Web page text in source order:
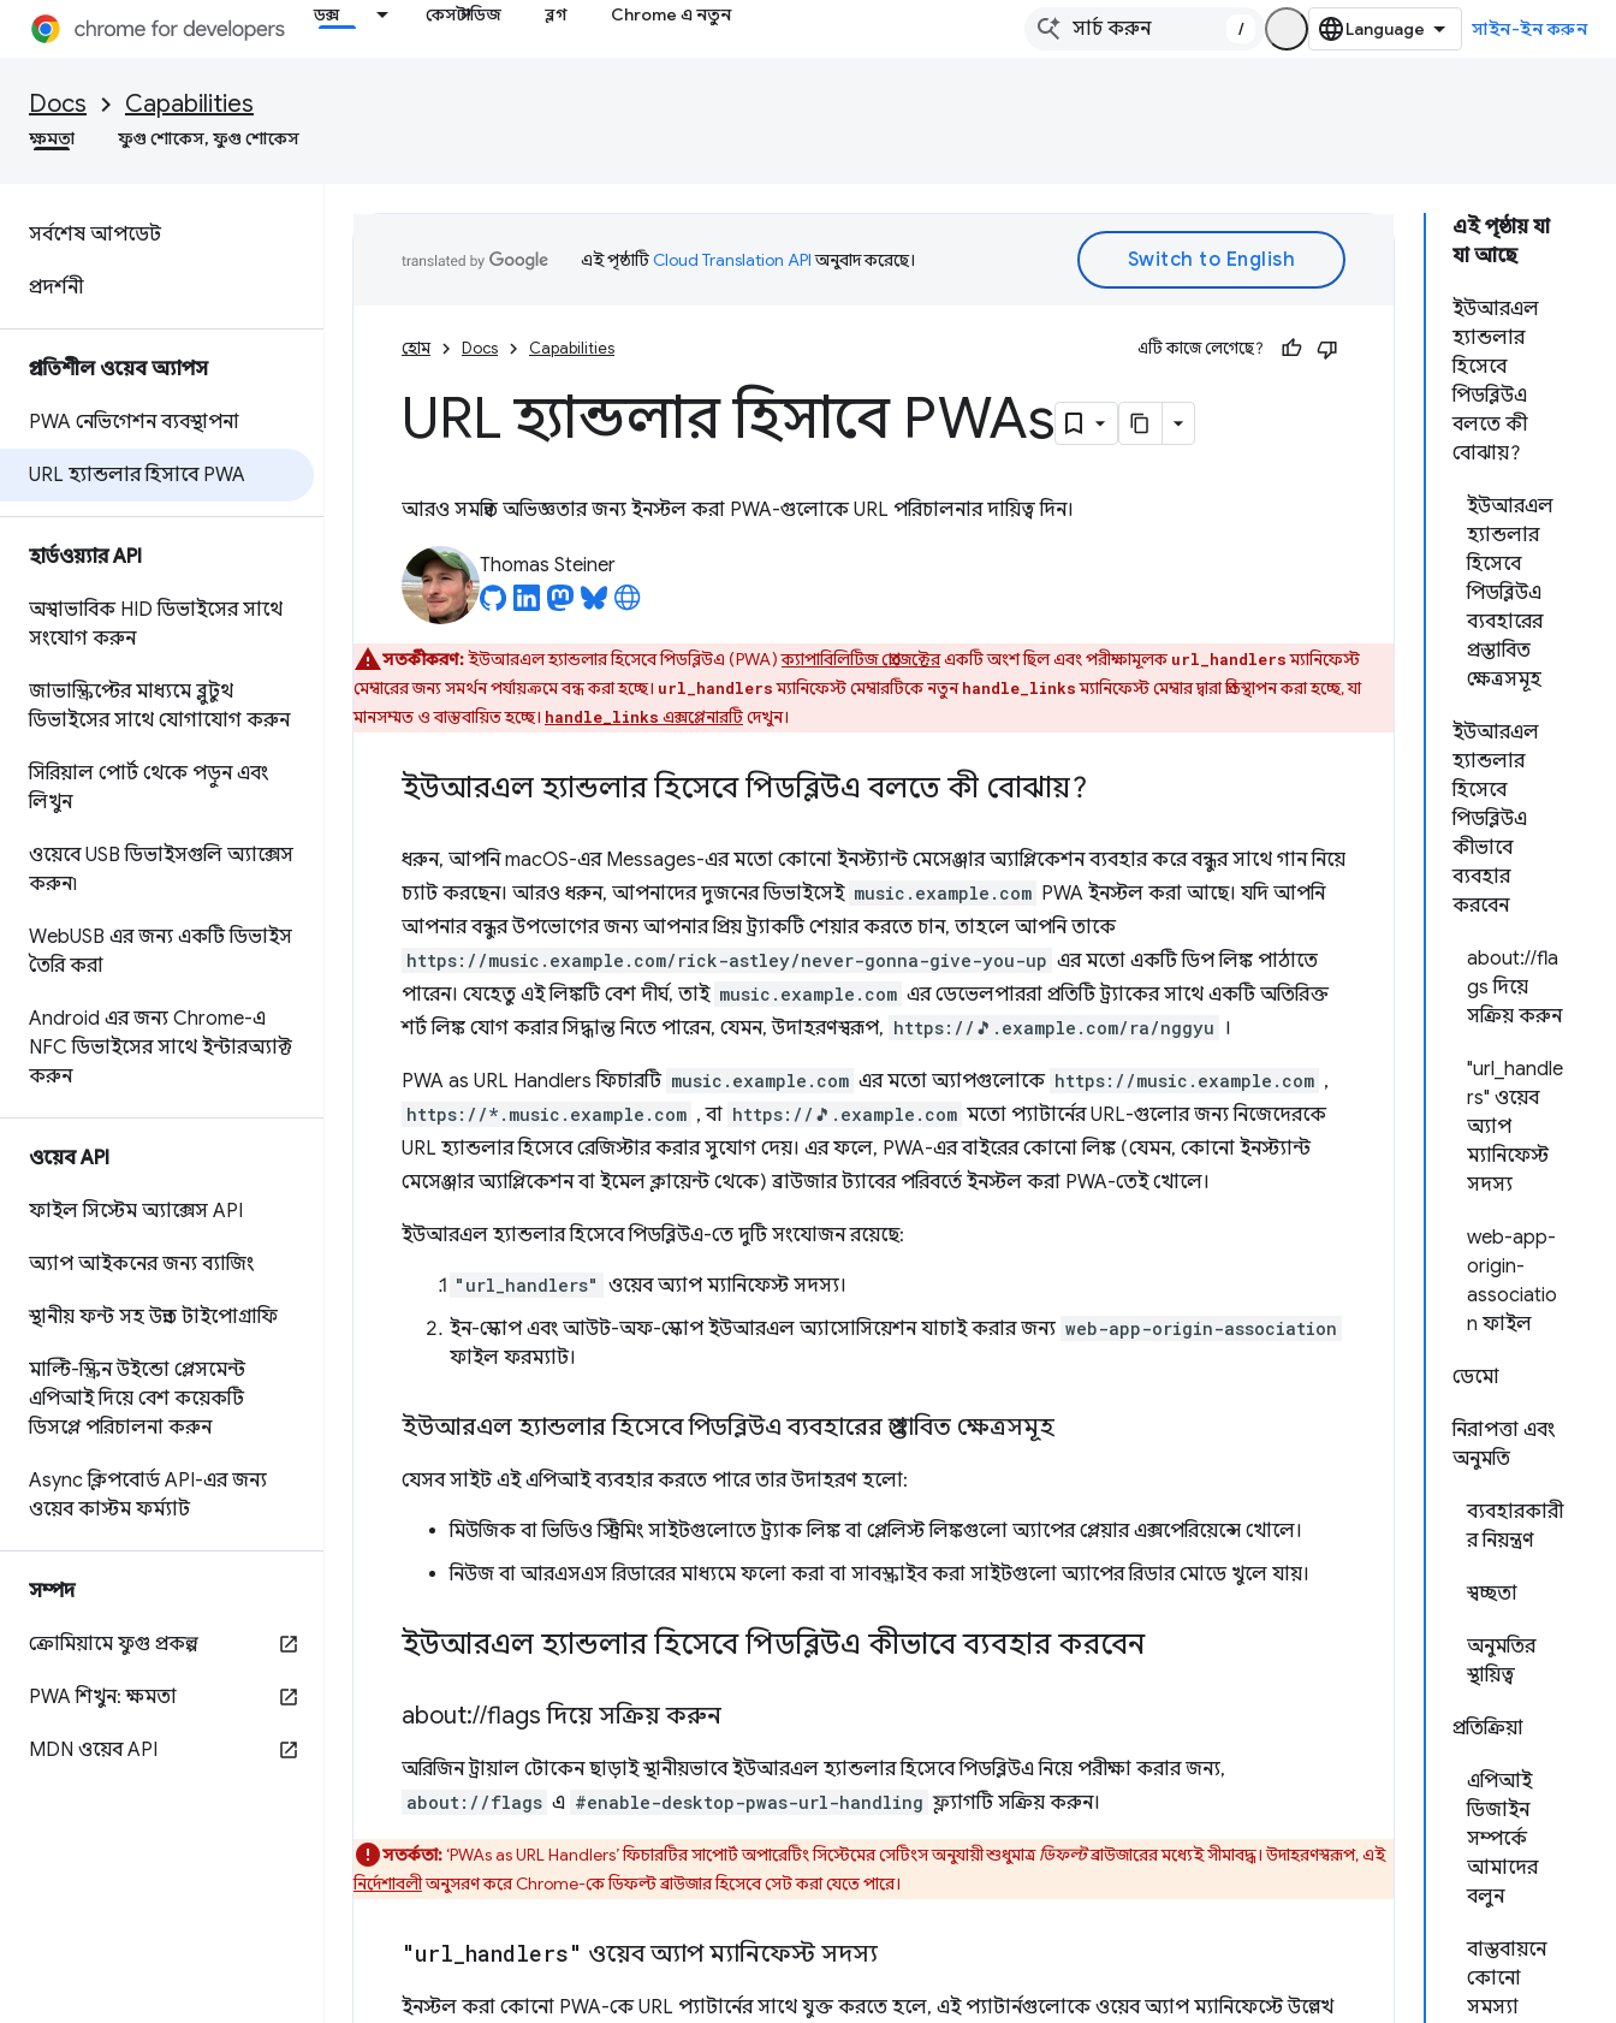
ডক্স কেস স্টাডিজ ব্লগ Chrome এ নতুন
/ সাইন-ইন করুন
Docs Capabilities
ক্ষমতা ফুগু শোকেস, ফুগু শোকেস
সর্বশেষ আপডেট
প্রদর্শনী
প্রগতিশীল ওয়েব অ্যাপস
PWA নেভিগেশন ব্যবস্থাপনা
URL হ্যান্ডলার হিসাবে PWA
হার্ডওয়্যার API
অস্বাভাবিক HID ডিভাইসের সাথে
সংযোগ করুন
জাভাস্ক্রিপ্টের মাধ্যমে ব্লুটুথ
ডিভাইসের সাথে যোগাযোগ করুন
সিরিয়াল পোর্ট থেকে পড়ুন এবং
লিখুন
ওয়েবে USB ডিভাইসগুলি অ্যাক্সেস
করুন৷
WebUSB এর জন্য একটি ডিভাইস
তৈরি করা
Android এর জন্য Chrome-এ
NFC ডিভাইসের সাথে ইন্টারঅ্যাক্ট
করুন
ওয়েব API
ফাইল সিস্টেম অ্যাক্সেস API
অ্যাপ আইকনের জন্য ব্যাজিং
স্থানীয় ফন্ট সহ উন্নত টাইপোগ্রাফি
মাল্টি-স্ক্রিন উইন্ডো প্লেসমেন্ট
এপিআই দিয়ে বেশ কয়েকটি
ডিসপ্লে পরিচালনা করুন
Async ক্লিপবোর্ড API-এর জন্য
ওয়েব কাস্টম ফর্ম্যাট
সম্পদ
ক্রোমিয়ামে ফুগু প্রকল্প
PWA শিখুন: ক্ষমতা
MDN ওয়েব API
এই পৃষ্ঠায় যা
যা আছে
ইউআরএল
হ্যান্ডলার
হিসেবে
পিডব্লিউএ
বলতে কী
বোঝায়?
ইউআরএল
হ্যান্ডলার
হিসেবে
পিডব্লিউএ
ব্যবহারের
প্রস্তাবিত
ক্ষেত্রসমূহ
ইউআরএল
হ্যান্ডলার
হিসেবে
পিডব্লিউএ
কীভাবে
ব্যবহার
করবেন
about://fla
gs দিয়ে
সক্রিয় করুন
"url_handle
rs" ওয়েব
অ্যাপ
ম্যানিফেস্ট
সদস্য
web-app-
origin-
associatio
n ফাইল
ডেমো
নিরাপত্তা এবং
অনুমতি
ব্যবহারকারী
র নিয়ন্ত্রণ
স্বচ্ছতা
অনুমতির
স্থায়িত্ব
প্রতিক্রিয়া
এপিআই
ডিজাইন
সম্পর্কে
আমাদের
বলুন
বাস্তবায়নে
কোনো
সমস্যা
এই পৃষ্ঠাটিCloud Translation APIঅনুবাদ করেছে।
হোম Docs Capabilities এটি কাজে লেগেছে?
URL হ্যান্ডলার হিসাবে PWAs
আরও সমন্বিত অভিজ্ঞতার জন্য ইনস্টল করা PWA-গুলোকে URL পরিচালনার দায়িত্ব দিন।
Thomas Steiner
সতর্কীকরণ:ইউআরএল হ্যান্ডলার হিসেবে পিডব্লিউএ (PWA)ক্যাপাবিলিটিজ প্রোজেক্টেরএকটি অংশ ছিল এবং পরীক্ষামূলক url_handlersম্যানিফেস্ট
মেম্বারের জন্য সমর্থন পর্যায়ক্রমে বন্ধ করা হচ্ছে। url_handlersম্যানিফেস্ট মেম্বারটিকে নতুনhandle_linksম্যানিফেস্ট মেম্বার দ্বারা প্রতিস্থাপন করা হচ্ছে, যা
মানসম্মত ও বাস্তবায়িত হচ্ছে। handle_links এক্সপ্লেনারটিদেখুন।
ইউআরএল হ্যান্ডলার হিসেবে পিডব্লিউএ বলতে কী বোঝায়?
ধরুন, আপনি macOS-এর Messages-এর মতো কোনো ইনস্ট্যান্ট মেসেঞ্জার অ্যাপ্লিকেশন ব্যবহার করে বন্ধুর সাথে গান নিয়ে
চ্যাট করছেন। আরও ধরুন, আপনাদের দুজনের ডিভাইসেই music.example.com PWA ইনস্টল করা আছে। যদি আপনি
আপনার বন্ধুর উপভোগের জন্য আপনার প্রিয় ট্র্যাকটি শেয়ার করতে চান, তাহলে আপনি তাকে
https://music.example.com/rick-astley/never-gonna-give-you-up এর মতো একটি ডিপ লিঙ্ক পাঠাতে
পারেন। যেহেতু এই লিঙ্কটি বেশ দীর্ঘ, তাই music.example.com এর ডেভেলপাররা প্রতিটি ট্র্যাকের সাথে একটি অতিরিক্ত
শর্ট লিঙ্ক যোগ করার সিদ্ধান্ত নিতে পারেন, যেমন, উদাহরণস্বরূপ, https://🎵.example.com/ra/nggyu ।
PWA as URL Handlers ফিচারটি music.example.com এর মতো অ্যাপগুলোকে https://music.example.com ,
https://*.music.example.com , বা https://🎵.example.com মতো প্যাটার্নের URL-গুলোর জন্য নিজেদেরকে
URL হ্যান্ডলার হিসেবে রেজিস্টার করার সুযোগ দেয়। এর ফলে, PWA-এর বাইরের কোনো লিঙ্ক (যেমন, কোনো ইনস্ট্যান্ট
মেসেঞ্জার অ্যাপ্লিকেশন বা ইমেল ক্লায়েন্ট থেকে) ব্রাউজার ট্যাবের পরিবর্তে ইনস্টল করা PWA-তেই খোলে।
ইউআরএল হ্যান্ডলার হিসেবে পিডব্লিউএ-তে দুটি সংযোজন রয়েছে:
"url_handlers" ওয়েব অ্যাপ ম্যানিফেস্ট সদস্য।
ইন-স্কোপ এবং আউট-অফ-স্কোপ ইউআরএল অ্যাসোসিয়েশন যাচাই করার জন্য web-app-origin-association
ফাইল ফরম্যাট।
ইউআরএল হ্যান্ডলার হিসেবে পিডব্লিউএ ব্যবহারের প্রস্তাবিত ক্ষেত্রসমূহ
যেসব সাইট এই এপিআই ব্যবহার করতে পারে তার উদাহরণ হলো:
মিউজিক বা ভিডিও স্ট্রিমিং সাইটগুলোতে ট্র্যাক লিঙ্ক বা প্লেলিস্ট লিঙ্কগুলো অ্যাপের প্লেয়ার এক্সপেরিয়েন্সে খোলে।
নিউজ বা আরএসএস রিডারের মাধ্যমে ফলো করা বা সাবস্ক্রাইব করা সাইটগুলো অ্যাপের রিডার মোডে খুলে যায়।
ইউআরএল হ্যান্ডলার হিসেবে পিডব্লিউএ কীভাবে ব্যবহার করবেন
about://flags দিয়ে সক্রিয় করুন
অরিজিন ট্রায়াল টোকেন ছাড়াই স্থানীয়ভাবে ইউআরএল হ্যান্ডলার হিসেবে পিডব্লিউএ নিয়ে পরীক্ষা করার জন্য,
about://flags এ #enable-desktop-pwas-url-handling ফ্ল্যাগটি সক্রিয় করুন।
সতর্কতা:‘PWAs as URL Handlers’ ফিচারটির সাপোর্ট অপারেটিং সিস্টেমের সেটিংস অনুযায়ী শুধুমাত্রডিফল্টব্রাউজারের মধ্যেই সীমাবদ্ধ। উদাহরণস্বরূপ, এই
নির্দেশাবলীঅনুসরণ করে Chrome-কে ডিফল্ট ব্রাউজার হিসেবে সেট করা যেতে পারে।
"url handlers" ওয়েব অ্যাপ ম্যানিফেস্ট সদস্য
ইনস্টল করা কোনো PWA-কে URL প্যাটার্নের সাথে যুক্ত করতে হলে, এই প্যাটার্নগুলোকে ওয়েব অ্যাপ ম্যানিফেস্টে উল্লেখ